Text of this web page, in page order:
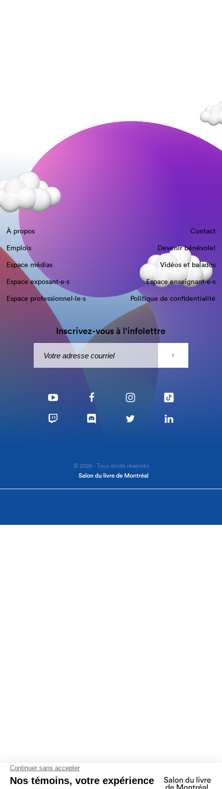
À propos
Contact
Emplois
Devenir bénévole!
Espace médias
Vidéos et balados
Espace exposant·e⋅s
Espace enseignant·e⋅s
Espace professionnel·le⋅s
Politique de confidentialité
Inscrivez-vous à l'infolettre
© 2026 - Tous droits réservés